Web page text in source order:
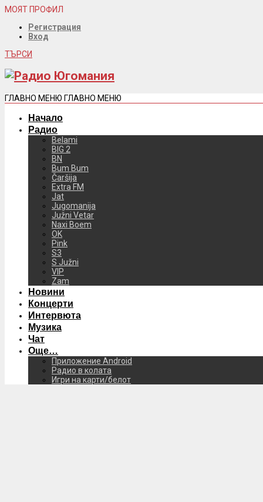
МОЯТ ПРОФИЛ
Регистрация
Вход
ТЪРСИ
ГЛАВНО МЕНЮ ГЛАВНО МЕНЮ
Начало
Радио
Belami
BIG 2
BN
Bum Bum
Čaršija
Extra FM
Jat
Jugomanija
Južni Vetar
Naxi Boem
OK
Pink
S3
S Južni
VIP
Zam
Новини
Концерти
Интервюта
Музика
Чат
Още…
Приложение Android
Радио в колата
Игри на карти/белот